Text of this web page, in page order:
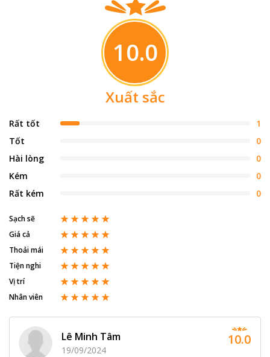
10.0
Xuất sắc
Rất tốt
1
Tốt
0
Hài lòng
0
Kém
0
Rất kém
0
Sạch sẽ
Giá cả
Thoải mái
Tiện nghi
Vị trí
Nhân viên
Lê Minh Tâm
19/09/2024
10.0